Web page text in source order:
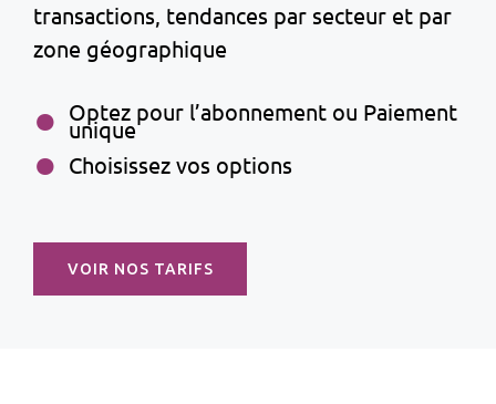
transactions, tendances par secteur et par
zone géographique
Optez pour l’abonnement ou Paiement
unique
Choisissez vos options
VOIR NOS TARIFS